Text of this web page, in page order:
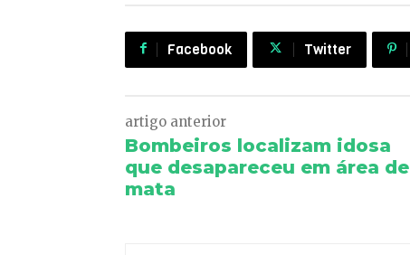
Facebook Twitter
artigo anterior
Bombeiros localizam idosa
que desapareceu em área de
mata